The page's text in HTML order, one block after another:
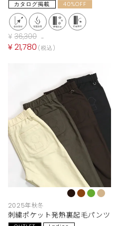
カタログ掲載
40%OFF
¥ 36,300 →
¥21,780 税込
2025年秋冬
刺繍ポケット発熱裏起毛パンツ